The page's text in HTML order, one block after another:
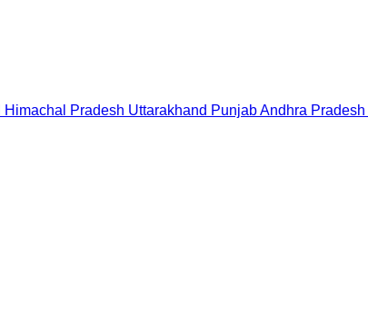
Himachal Pradesh Uttarakhand PunjabAndhra Pradesh